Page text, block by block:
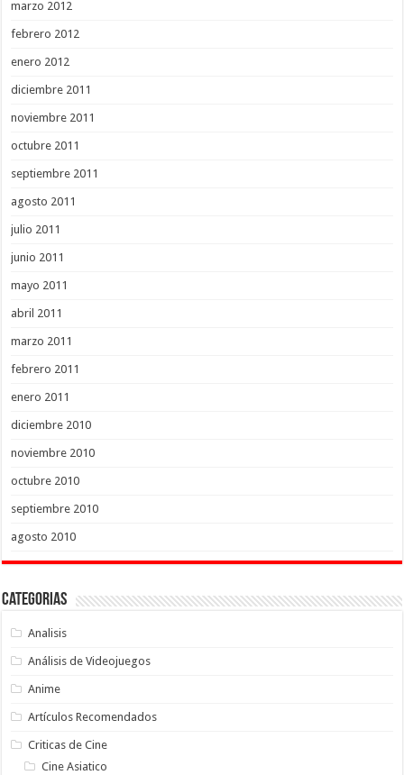
marzo 2012
febrero 2012
enero 2012
diciembre 2011
noviembre 2011
octubre 2011
septiembre 2011
agosto 2011
julio 2011
junio 2011
mayo 2011
abril 2011
marzo 2011
febrero 2011
enero 2011
diciembre 2010
noviembre 2010
octubre 2010
septiembre 2010
agosto 2010
Categorias
Analisis
Análisis de Videojuegos
Anime
Artículos Recomendados
Criticas de Cine
Cine Asiatico